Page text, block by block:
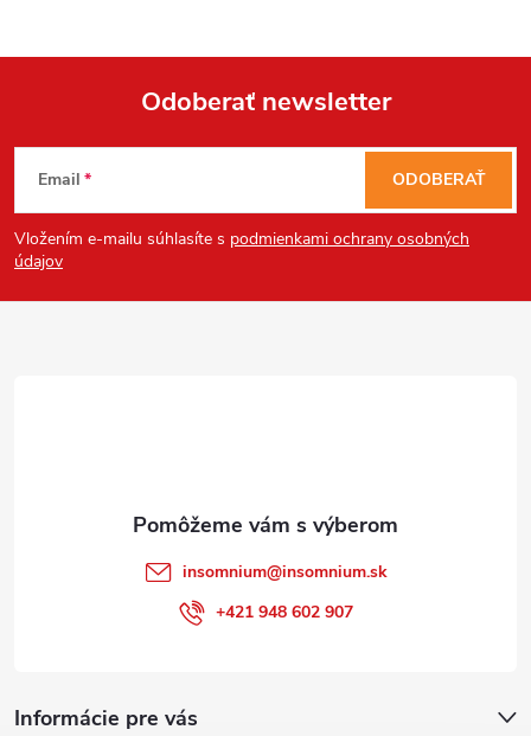
Z
á
p
Odoberať newsletter
Email
Vložením e-mailu súhlasíte s podmienkami ochrany osobných
údajov
ODOBERAŤ
Informácie pre vás
insomnium@insomnium.sk
+421 948 602 907